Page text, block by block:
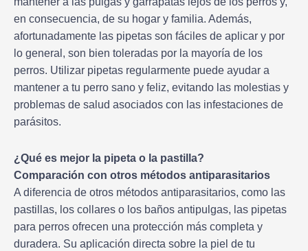
en consecuencia, de su hogar y familia. Además,
afortunadamente las pipetas son fáciles de aplicar y por
lo general, son bien toleradas por la mayoría de los
perros. Utilizar pipetas regularmente puede ayudar a
mantener a tu perro sano y feliz, evitando las molestias y
problemas de salud asociados con las infestaciones de
parásitos.
¿Qué es mejor la pipeta o la pastilla?
Comparación con otros métodos antiparasitarios
A diferencia de otros métodos antiparasitarios, como las
pastillas, los collares o los baños antipulgas, las pipetas
para perros ofrecen una protección más completa y
duradera. Su aplicación directa sobre la piel de tu